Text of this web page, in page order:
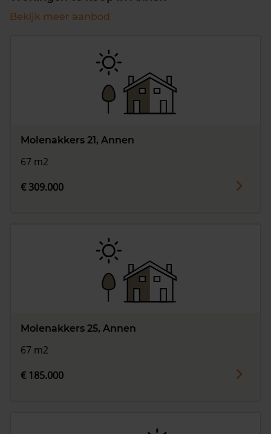
Bekijk meer aanbod
Molenakkers 21, Annen
67 m2
€ 309.000
Molenakkers 25, Annen
67 m2
€ 185.000